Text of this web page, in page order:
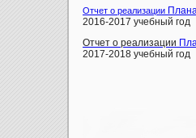
Отчет о реализации
2016-2017 учебный год
Отчет о реализации
2017-2018 учебный год